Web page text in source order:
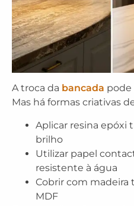
A troca da bancada pode
Mas há formas criativas
Aplicar resina epóxi
brilho
Utilizar papel
resistente à água
Cobrir com madeira
MDF